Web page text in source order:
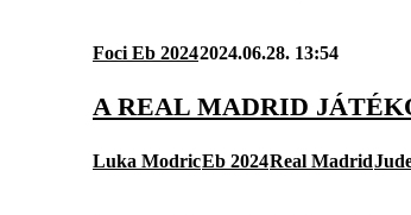
Foci Eb 20242024.06.28. 13:54
A REAL MADRID
Luka ModricEb 2024Real Madrid